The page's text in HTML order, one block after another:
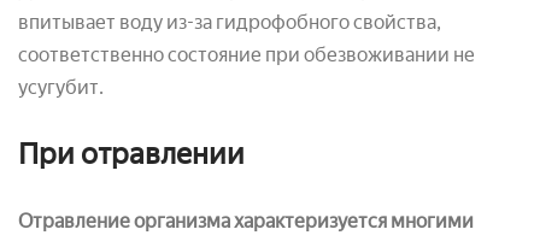
впитывает воду из-за гидрофобного свойства,
соответственно состояние при обезвоживании не
усугубит.
При отравлении
Отравление организма характеризуется многими